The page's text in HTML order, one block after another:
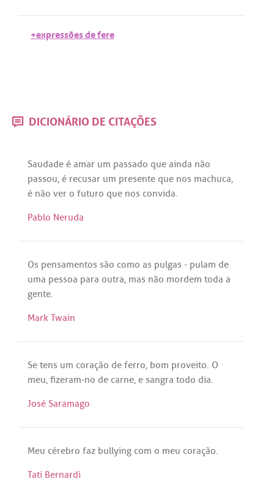
+expressões de fere
DICIONÁRIO DE CITAÇÕES
Saudade é amar um passado que ainda não
passou, é recusar um presente que nos machuca,
é não ver o futuro que nos convida.
Pablo Neruda
Os pensamentos são como as pulgas - pulam de
uma pessoa para outra, mas não mordem toda a
gente.
Mark Twain
Se tens um coração de ferro, bom proveito. O
meu, fizeram-no de carne, e sangra todo dia.
José Saramago
Meu cérebro faz bullying com o meu coração.
Tati Bernardi